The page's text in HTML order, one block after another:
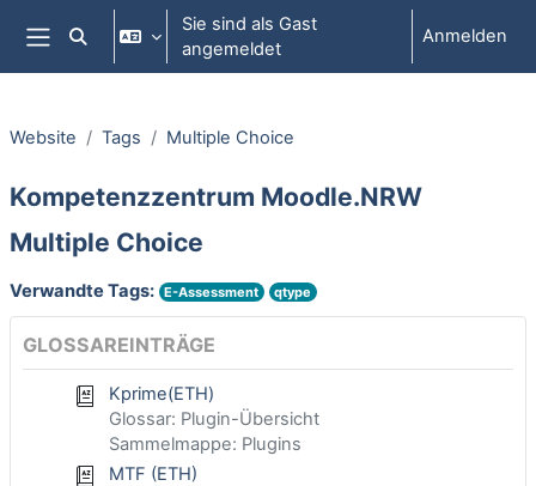
Zum Hauptinhalt
Website-Übersicht
Sucheingabe umschalten
Sie sind als Gast
angemeldet
Anmelden
Website Tags Multiple Choice
Kompetenzzentrum Moodle.NRW
Multiple Choice
Verwandte Tags: E-Assessment qtype
GLOSSAREINTRÄGE
Kprime(ETH)
Glossar: Plugin-Übersicht
Sammelmappe: Plugins
MTF (ETH)